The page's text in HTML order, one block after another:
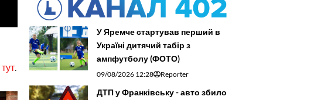
тут
У Яремче стартував перший в
Україні дитячий табір з
ампфутболу (ФОТО)
09/08/2026 12:28 Reporter
ДТП у Франківську - авто збило